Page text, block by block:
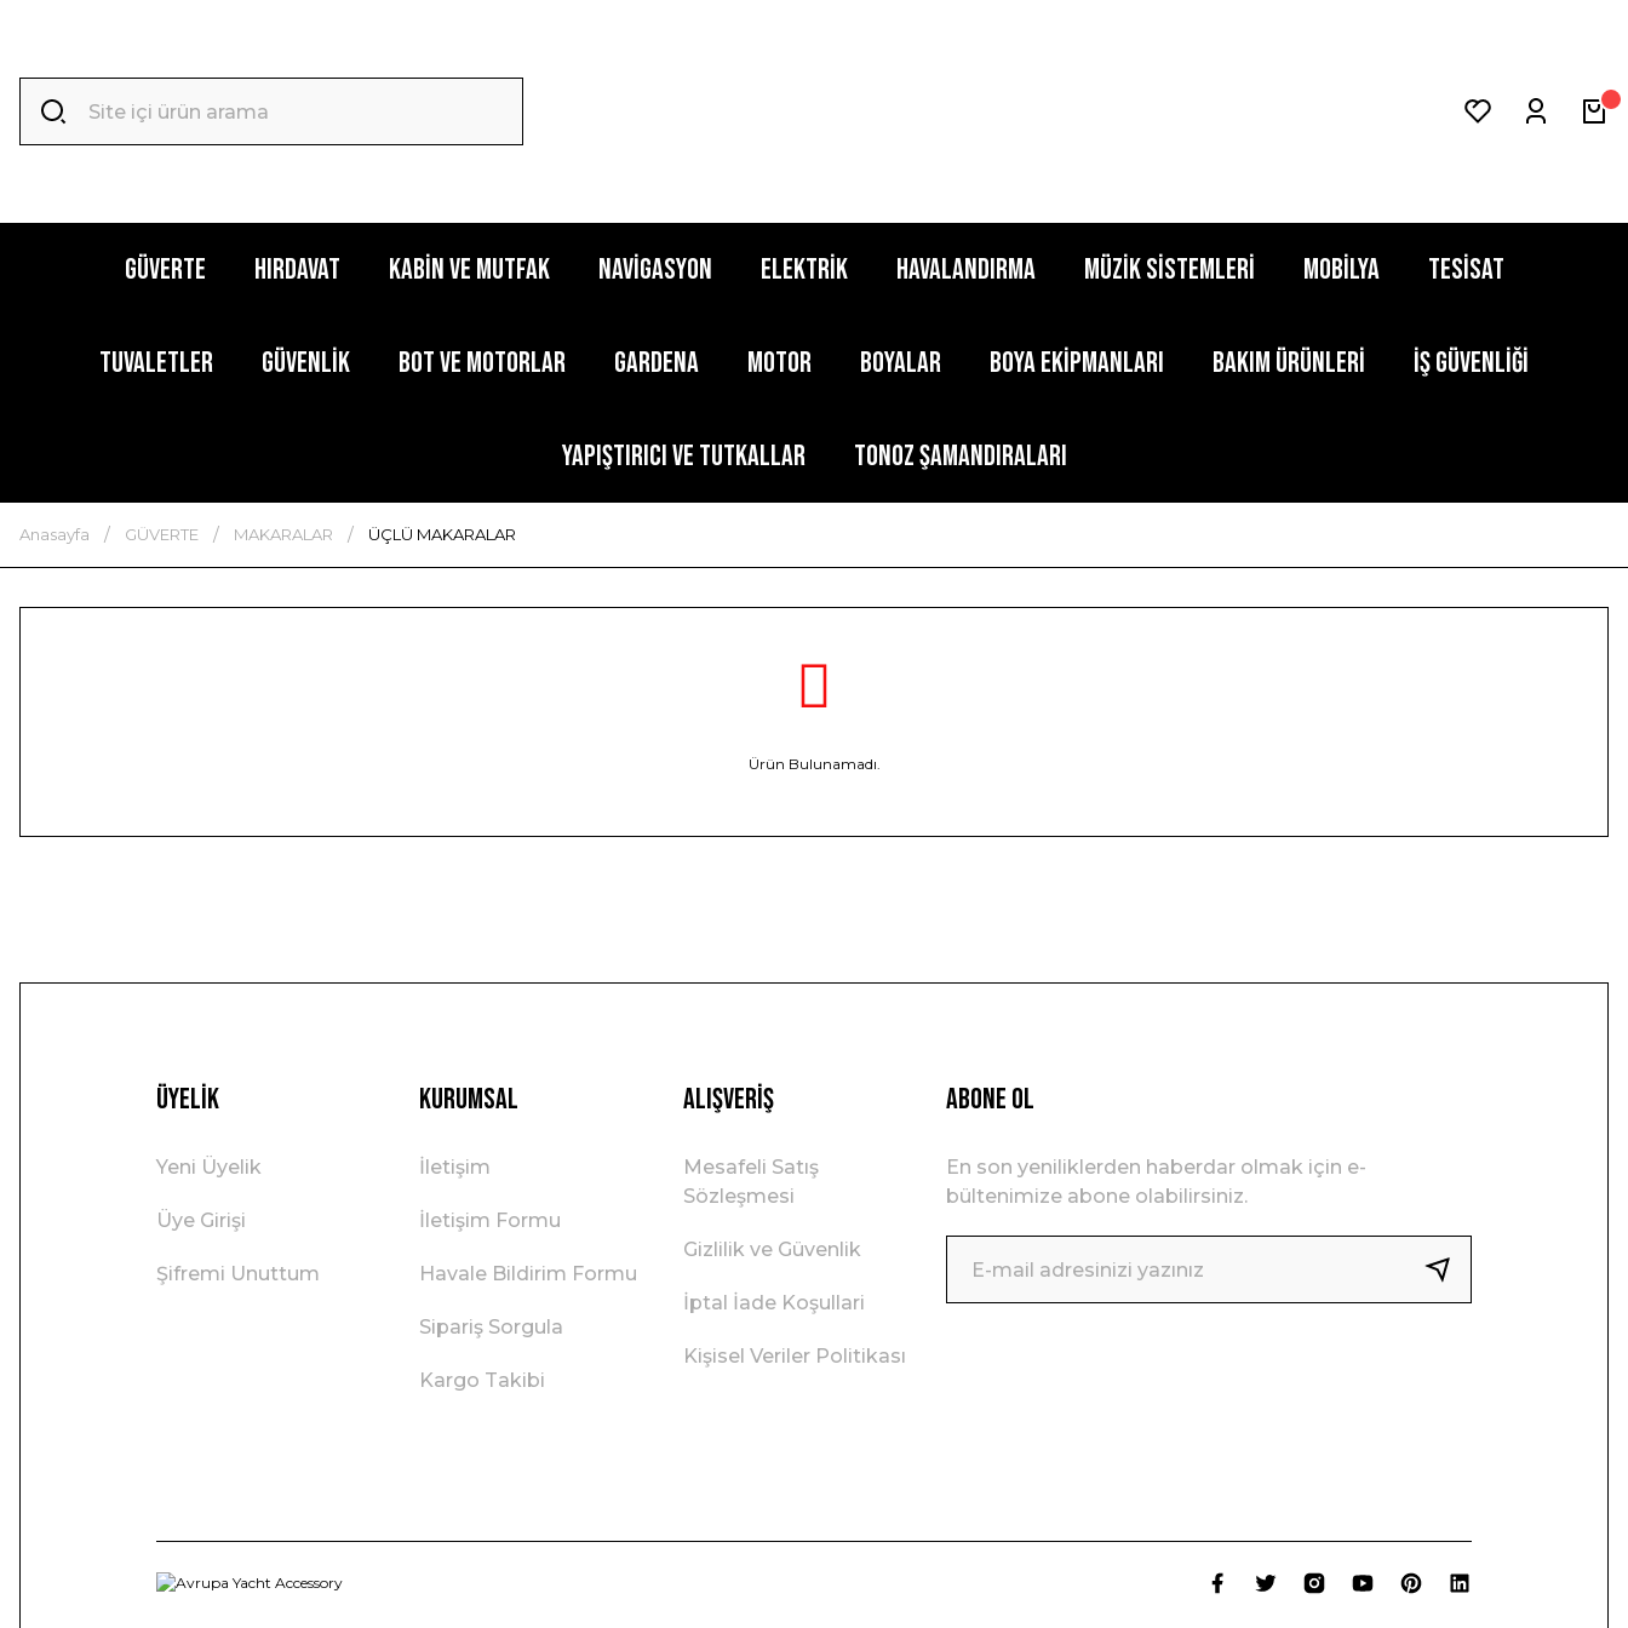
GÜVERTE HIRDAVAT KABİN ve MUTFAK NAVİGASYON ELEKTRİK HAVALANDIRMA MÜZİK SİSTEMLERİ MOBİLYA TESİSAT
TUVALETLER GÜVENLİK BOT ve MOTORLAR GARDENA MOTOR BOYALAR BOYA EKİPMANLARI BAKIM ÜRÜNLERİ İŞ GÜVENLİĞİ
YAPIŞTIRICI ve TUTKALLAR TONOZ ŞAMANDIRALARI
Anasayfa GÜVERTE MAKARALAR ÜÇLÜ MAKARALAR
Ürün Bulunamadı.
Üyelik
Yeni Üyelik
Üye Girişi
Şifremi Unuttum
Kurumsal
İletişim
İletişim Formu
Havale Bildirim Formu
Sipariş Sorgula
Kargo Takibi
Alışveriş
Mesafeli Satış
Sözleşmesi
Gizlilik ve Güvenlik
İptal İade Koşullari
Kişisel Veriler Politikası
ABONE OL
En son yeniliklerden haberdar olmak için e-
bültenimize abone olabilirsiniz.